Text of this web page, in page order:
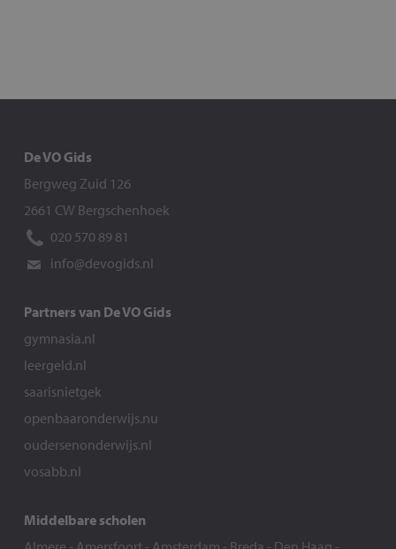
De VO Gids
Bergweg Zuid 126
2661 CW Bergschenhoek
020 570 89 81
info@devogids.nl
Partners van De VO Gids
gymnasia.nl
leergeld.nl
saarisnietgek
openbaaronderwijs.nu
oudersenonderwijs.nl
vosabb.nl
Middelbare scholen